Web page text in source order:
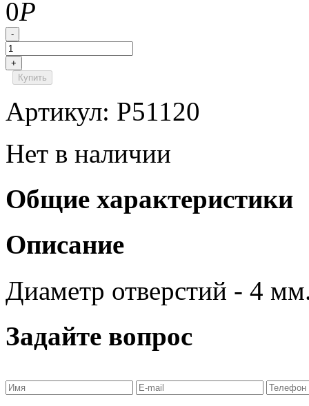
0Р
-
+
Купить
Артикул: P51120
Нет в наличии
Общие характеристики
Описание
Диаметр отверстий - 4
Задайте вопрос